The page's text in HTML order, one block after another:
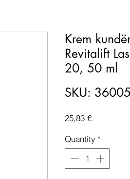
Krem
Revitalift
20, 50 ml
SKU:
25,83 €Price
Quantity *